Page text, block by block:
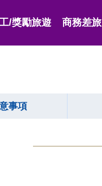
/獎勵旅遊 商務差旅
事項